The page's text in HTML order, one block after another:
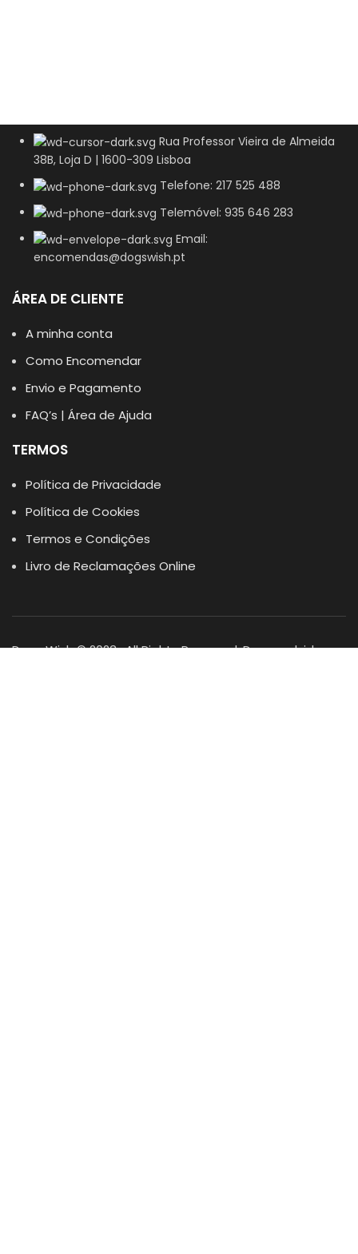
Rua Professor Vieira de Almeida
38B, Loja D | 1600-309 Lisboa
Telefone: 217 525 488
Telemóvel: 935 646 283
Email:
encomendas@dogswish.pt
ÁREA DE CLIENTE
A minha conta
Como Encomendar
Envio e Pagamento
FAQ’s | Área de Ajuda
TERMOS
Política de Privacidade
Política de Cookies
Termos e Condições
Livro de Reclamações Online
Dogs Wish © 2023 . All Rights Reserved. Desenvolvido por